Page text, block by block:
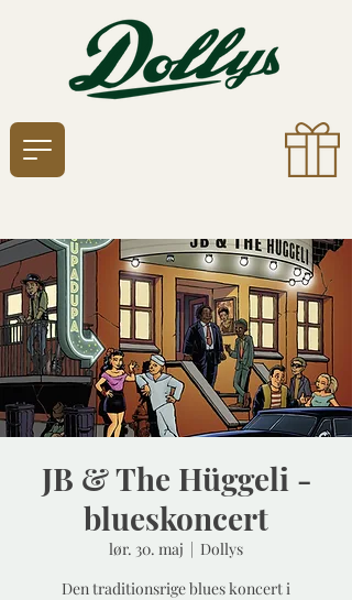
JB & The Hüggeli -
blueskoncert
lør. 30. maj
  |
Dollys
Den traditionsrige blues koncert i